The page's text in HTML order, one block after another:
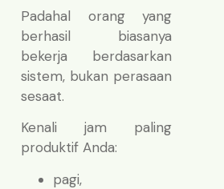
Padahal orang yang
berhasil biasanya
bekerja berdasarkan
sistem, bukan perasaan
sesaat.
Kenali jam paling
produktif Anda:
pagi,